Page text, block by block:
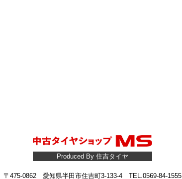
Produced By 住吉タイヤ
〒475-0862 愛知県半田市住吉町3-133-4 TEL.0569-84-1555